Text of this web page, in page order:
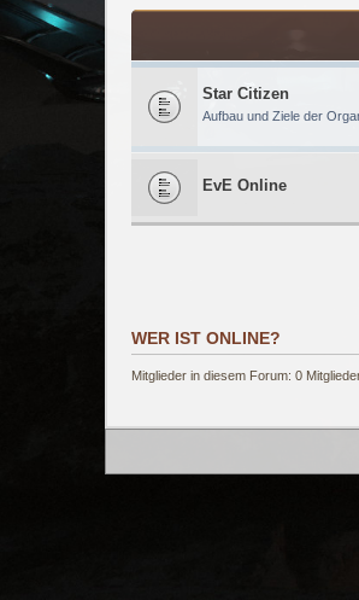
Star Citizen
Aufbau und Ziele der
EvE Online
WER IST ONLINE?
Mitglieder in diesem Forum: 0